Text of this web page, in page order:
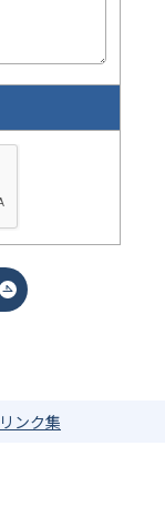
リンク集